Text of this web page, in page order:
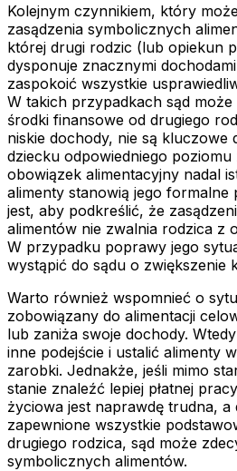
Kolejnym czynnikiem, który
zasądzenia symbolicznych
której drugi rodzic (lub opiekun
dysponuje znacznymi
zaspokoić wszystkie
W takich przypadkach sąd
środki finansowe od drugiego
niskie dochody, nie są kluczowe
dziecku odpowiedniego poziomu
obowiązek alimentacyjny nadal
alimenty stanowią jego formalne
jest, aby podkreślić, że
alimentów nie zwalnia rodzica z
W przypadku poprawy jego
wystąpić do sądu o zwiększenie
Warto również wspomnieć o
zobowiązany do alimentacji
lub zaniża swoje dochody.
inne podejście i ustalić alimenty
zarobki. Jednakże, jeśli mimo
stanie znaleźć lepiej płatnej
życiowa jest naprawdę trudna, a
zapewnione wszystkie
drugiego rodzica, sąd może
symbolicznych alimentów.